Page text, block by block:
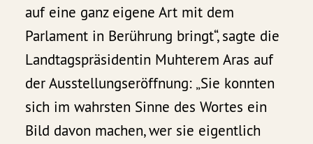
auf eine ganz eigene Art mit dem
Parlament in Berührung bringt“, sagte die
Landtagspräsidentin Muhterem Aras auf
der Ausstellungseröffnung: „Sie konnten
sich im wahrsten Sinne des Wortes ein
Bild davon machen, wer sie eigentlich